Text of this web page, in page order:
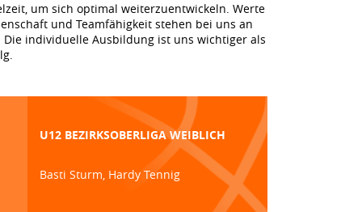
um sich optimal weiterzuentwickeln. Werte
und Teamfähigkeit stehen bei uns an
Die individuelle Ausbildung ist uns wichtiger als
U12 BEZIRKSOBERLIGA WEIBLICH
Basti Sturm, Hardy Tennig